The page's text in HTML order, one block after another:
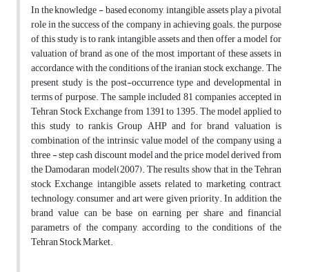
In the knowledge - based economy, intangible assets play a pivotal
role in the success of the company in achieving goals. the purpose
of this study is to rank intangible assets and then offer a model for
valuation of brand as one of the most important of these assets in
accordance with the conditions of the iranian stock exchange. The
present study is the post-occurrence type and developmental in
terms of purpose. The sample included 81 companies accepted in
Tehran Stock Exchange from 1391 to 1395. The model applied to
this study to rank,is Group AHP and for brand valuation is
combination of the intrinsic value model of the company using a
three - step cash discount model and the price model derived from
the Damodaran model(2007). The results show that in the Tehran
stock Exchange, intangible assets related to marketing, contract,
technology, consumer and art were given priority. In addition, the
brand value can be base on earning per share and financial
parametrs of the company, according to the conditions of the
Tehran Stock Market.